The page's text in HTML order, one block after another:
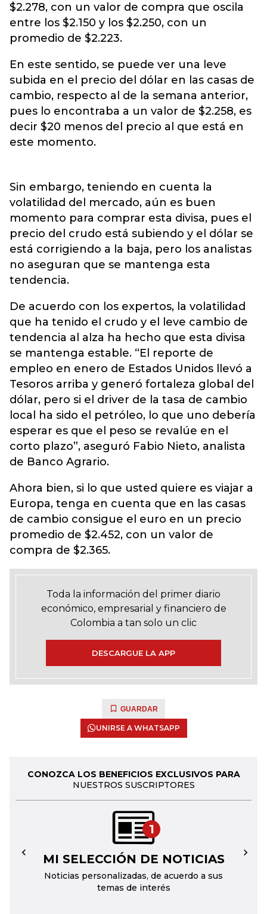
$2.278, con un valor de compra que oscila
entre los $2.150 y los $2.250, con un
promedio de $2.223.
En este sentido, se puede ver una leve
subida en el precio del dólar en las casas de
cambio, respecto al de la semana anterior,
pues lo encontraba a un valor de $2.258, es
decir $20 menos del precio al que está en
este momento.
Sin embargo, teniendo en cuenta la
volatilidad del mercado, aún es buen
momento para comprar esta divisa, pues el
precio del crudo está subiendo y el dólar se
está corrigiendo a la baja, pero los analistas
no aseguran que se mantenga esta
tendencia.
De acuerdo con los expertos, la volatilidad
que ha tenido el crudo y el leve cambio de
tendencia al alza ha hecho que esta divisa
se mantenga estable. “El reporte de
empleo en enero de Estados Unidos llevó a
Tesoros arriba y generó fortaleza global del
dólar, pero si el driver de la tasa de cambio
local ha sido el petróleo, lo que uno debería
esperar es que el peso se revalúe en el
corto plazo”, aseguró Fabio Nieto, analista
de Banco Agrario.
Ahora bien, si lo que usted quiere es viajar a
Europa, tenga en cuenta que en las casas
de cambio consigue el euro en un precio
promedio de $2.452, con un valor de
compra de $2.365.
Toda la información del primer diario
económico, empresarial y financiero de
Colombia a tan solo un clic
DESCARGUE LA APP
GUARDAR
UNIRSE A WHATSAPP
CONOZCA LOS BENEFICIOS EXCLUSIVOS PARA
NUESTROS SUSCRIPTORES
1
MI SELECCIÓN DE NOTICIAS
Noticias personalizadas, de acuerdo a sus
temas de interés
← →